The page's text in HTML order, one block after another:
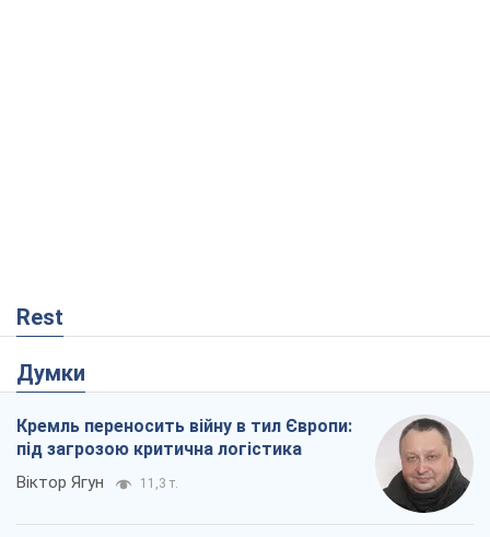
Rest
Думки
Кремль переносить війну в тил Європи:
під загрозою критична логістика
Віктор Ягун 11,3 т.